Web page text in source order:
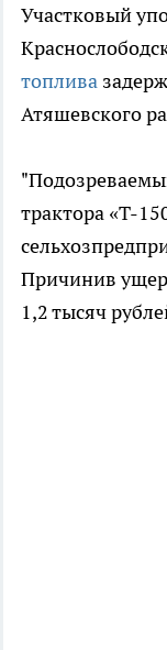
Участковый
топлива
Атяшевского
трактора «Т-
Причинив
1,2 тысяч